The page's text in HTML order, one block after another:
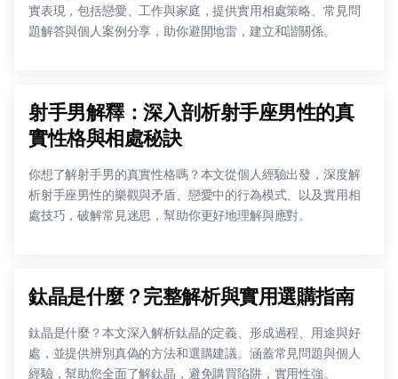
實表現，包括戀愛、工作與家庭，提供實用相處策略、常見問
題解答與個人案例分享，助你避開地雷，建立和諧關係。
射手男解釋：深入剖析射手座男性的真
實性格與相處秘訣
你想了解射手男的真實性格嗎？本文從個人經驗出發，深度解
析射手座男性的樂觀與矛盾、戀愛中的行為模式、以及實用相
處技巧，破解常見迷思，幫助你更好地理解與應對。
鈦晶是什麼？完整解析與實用選購指南
鈦晶是什麼？本文深入解析鈦晶的定義、形成過程、用途與好
處，並提供辨別真偽的方法和選購建議。涵蓋常見問題與個人
經驗，幫助您全面了解鈦晶，避免購買陷阱，實用性強。